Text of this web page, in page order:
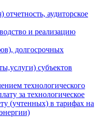
отчетность, аудиторское
и реализацию
долгосрочных
субъектов
технологического
за технологическое
(учтенных) в тарифах на